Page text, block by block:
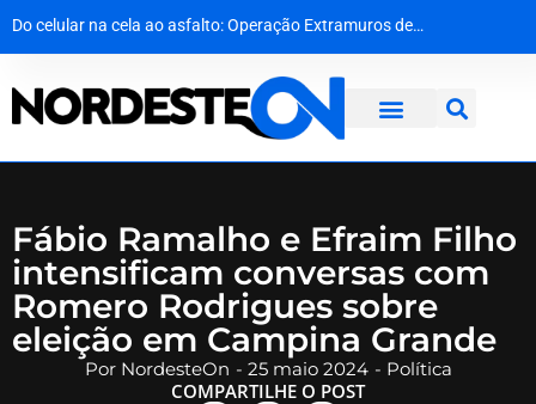
Do celular na cela ao asfalto: Operação Extramuros desmantela rede de roubo de cargas em SergipePF cumpre mandado contra investigado por armazenamento de material de abuso sexual infantojuvenil
Crime silencioso em série assusta moradores e mobiliza polícia no interior da ParaíbaGolpe no cofre do crime: operação desmantela rede de extorsão e lavagem de dinheiro na Bahia
Fábio Ramalho e Efraim Filho
intensificam conversas com
Romero Rodrigues sobre
eleição em Campina Grande
PorNordesteOn - 25 maio 2024 - Política
COMPARTILHE O POST